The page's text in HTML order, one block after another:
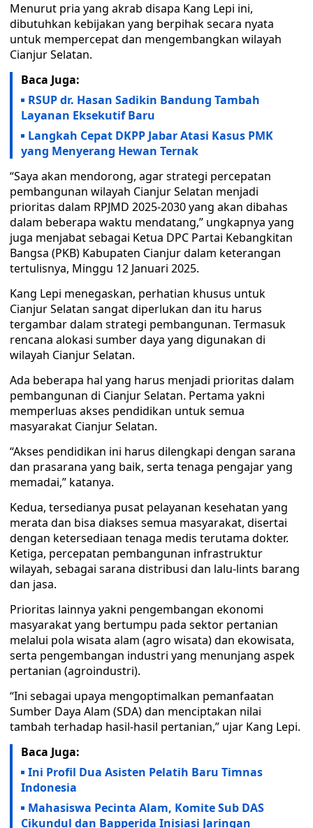
Menurut pria yang akrab disapa Kang Lepi ini,
dibutuhkan kebijakan yang berpihak secara nyata
untuk mempercepat dan mengembangkan wilayah
Cianjur Selatan.
Baca Juga:
RSUP dr. Hasan Sadikin Bandung Tambah
Layanan Eksekutif Baru
Langkah Cepat DKPP Jabar Atasi Kasus PMK
yang Menyerang Hewan Ternak
“Saya akan mendorong, agar strategi percepatan
pembangunan wilayah Cianjur Selatan menjadi
prioritas dalam RPJMD 2025-2030 yang akan dibahas
dalam beberapa waktu mendatang,” ungkapnya yang
juga menjabat sebagai Ketua DPC Partai Kebangkitan
Bangsa (PKB) Kabupaten Cianjur dalam keterangan
tertulisnya, Minggu 12 Januari 2025.
Kang Lepi menegaskan, perhatian khusus untuk
Cianjur Selatan sangat diperlukan dan itu harus
tergambar dalam strategi pembangunan. Termasuk
rencana alokasi sumber daya yang digunakan di
wilayah Cianjur Selatan.
Ada beberapa hal yang harus menjadi prioritas dalam
pembangunan di Cianjur Selatan. Pertama yakni
memperluas akses pendidikan untuk semua
masyarakat Cianjur Selatan.
“Akses pendidikan ini harus dilengkapi dengan sarana
dan prasarana yang baik, serta tenaga pengajar yang
memadai,” katanya.
Kedua, tersedianya pusat pelayanan kesehatan yang
merata dan bisa diakses semua masyarakat, disertai
dengan ketersediaan tenaga medis terutama dokter.
Ketiga, percepatan pembangunan infrastruktur
wilayah, sebagai sarana distribusi dan lalu-lints barang
dan jasa.
Prioritas lainnya yakni pengembangan ekonomi
masyarakat yang bertumpu pada sektor pertanian
melalui pola wisata alam (agro wisata) dan ekowisata,
serta pengembangan industri yang menunjang aspek
pertanian (agroindustri).
“Ini sebagai upaya mengoptimalkan pemanfaatan
Sumber Daya Alam (SDA) dan menciptakan nilai
tambah terhadap hasil-hasil pertanian,” ujar Kang Lepi.
Baca Juga:
Ini Profil Dua Asisten Pelatih Baru Timnas
Indonesia
Mahasiswa Pecinta Alam, Komite Sub DAS
Cikundul dan Bapperida Inisiasi Jaringan